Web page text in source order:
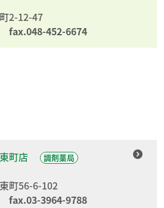
2-12-47
fax.048-452-6674
町店 調剤薬局
町56-6-102
fax.03-3964-9788